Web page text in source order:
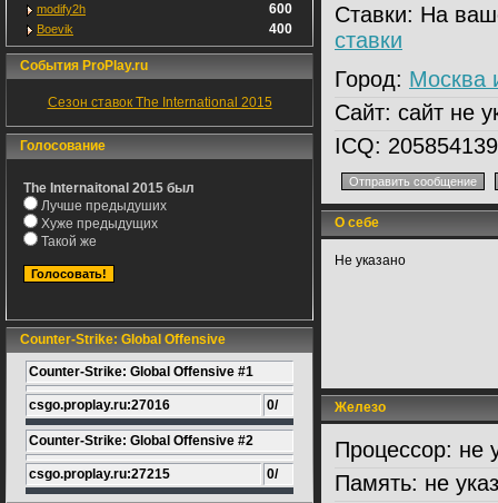
modify2h 600
Boevik 400
События ProPlay.ru
Сезон ставок The International 2015
Голосование
The Internaitonal 2015 был
Лучше предыдуших
Хуже предыдущих
Такой же
Counter-Strike: Global Offensive
Counter-Strike: Global Offensive #1
csgo.proplay.ru:27016 0/
Counter-Strike: Global Offensive #2
csgo.proplay.ru:27215 0/
Ставки: На
ставки
Город:
Сайт: сайт не
ICQ: 205854139
О себе
Не указано
Железо
Процессор: не
Память: не